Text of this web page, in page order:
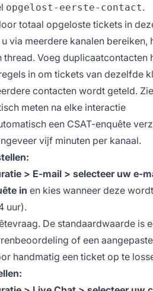
opgelost-eerste-contact.
totaal opgeloste tickets in
via meerdere kanalen
thread. Voeg
in om tickets van dezelfde
contacten wordt geteld.
meten na elke interactie
een CSAT-enquête
vijf minuten per kanaal.
> E-mail > selecteer uw e-
in en kies wanneer deze
uur).
De standaardwaarde is
of een
handmatig een ticket op te